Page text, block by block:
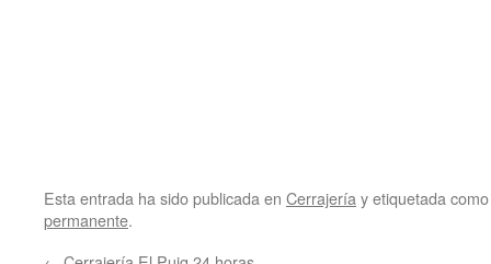
Esta entrada ha sido publicada en Cerrajería y etiquetada
permanente.